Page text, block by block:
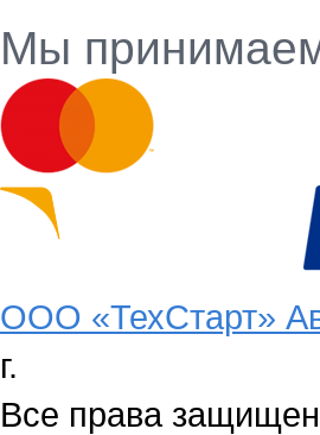
Мы
ООО «ТехСтарт»
г.
Все права